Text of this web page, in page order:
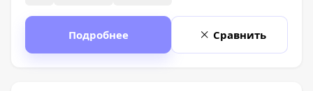
Подробнее Сравнить